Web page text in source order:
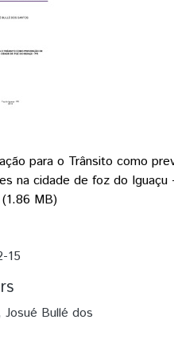
para o Trânsito como
na cidade de foz do Iguaçu
MB)
15
Josué Bullé dos